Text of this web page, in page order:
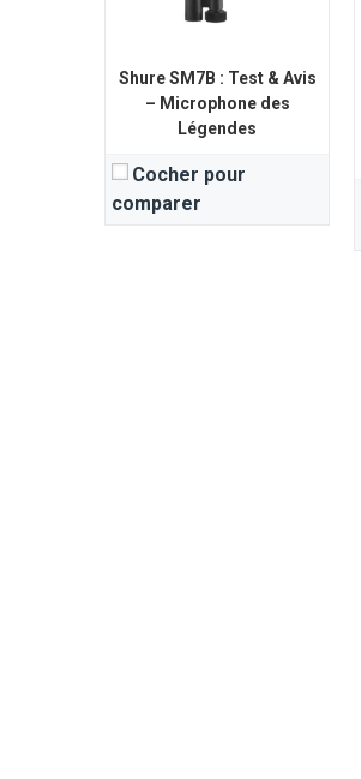
Shure SM7B : Test & Avis
– Microphone des
Légendes
Cocher pour
comparer